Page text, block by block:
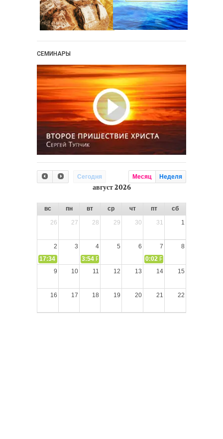
СЕМИНАРЫ
Сегодня Месяц Неделя
август 2026
вс пн вт ср чт пт
сб
26
27 28 29 30 31 1
2 3 4 5 6 7
8
17:34
СЛОВО из СЛОВА – «Ищите Господа, призывайте Его»
3:54 РАЗМЫШЛЕНИЕ: Дух Святой не угашайте!
0:02 РАЗМЫШЛЕНИЯ: Дух
9
10 11 12 13 14 15
16 17 18 19 20 21 22